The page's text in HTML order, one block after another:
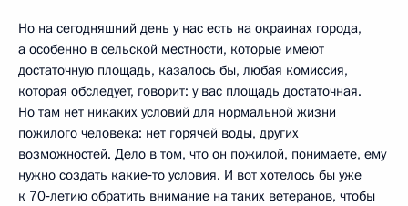
Но на сегодняшний день у нас есть на окраинах города,
а особенно в сельской местности, которые имеют
достаточную площадь, казалось бы, любая комиссия,
которая обследует, говорит: у вас площадь достаточная.
Но там нет никаких условий для нормальной жизни
пожилого человека: нет горячей воды, других
возможностей. Дело в том, что он пожилой, понимаете, ему
нужно создать какие‑то условия. И вот хотелось бы уже
к 70‑летию обратить внимание на таких ветеранов, чтобы